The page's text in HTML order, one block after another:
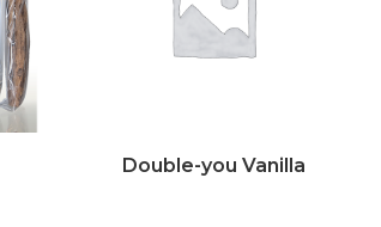
Double-you Vanilla